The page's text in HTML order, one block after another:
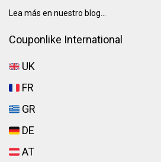
Lea más en nuestro blog...
Couponlike International
UK
FR
GR
DE
AT